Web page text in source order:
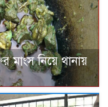
মাংস নিয়ে থানায়